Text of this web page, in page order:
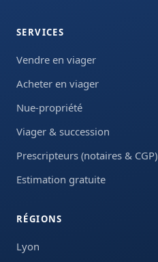
SERVICES
Vendre en viager
Acheter en viager
Nue-propriété
Viager & succession
Prescripteurs (notaires & CGP)
Estimation gratuite
RÉGIONS
Lyon